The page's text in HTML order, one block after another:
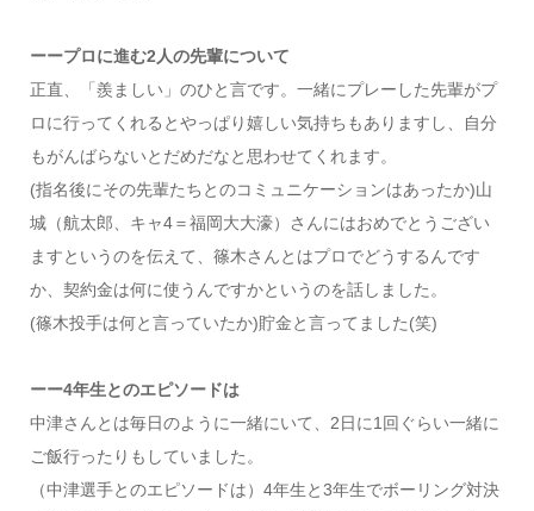
ーープロに進む2人の先輩について
正直、「羨ましい」のひと言です。一緒にプレーした先輩がプ
ロに行ってくれるとやっぱり嬉しい気持ちもありますし、自分
もがんばらないとだめだなと思わせてくれます。
(指名後にその先輩たちとのコミュニケーションはあったか)山
城（航太郎、キャ4＝福岡大大濠）さんにはおめでとうござい
ますというのを伝えて、篠木さんとはプロでどうするんです
か、契約金は何に使うんですかというのを話しました。
(篠木投手は何と言っていたか)貯金と言ってました(笑)
ーー4年生とのエピソードは
中津さんとは毎日のように一緒にいて、2日に1回ぐらい一緒に
ご飯行ったりもしていました。
（中津選手とのエピソードは）4年生と3年生でボーリング対決